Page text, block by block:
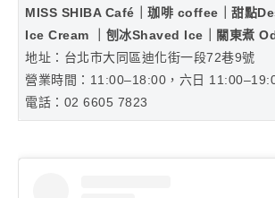
MISS SHIBA Café｜珈啡 coffee｜甜點
Ice Cream ｜刨冰Shaved Ice｜關東煮
地址：台北市大同區迪化街一段72巷9號
營業時間：11:00–18:00，六日
電話：02 6605 7823